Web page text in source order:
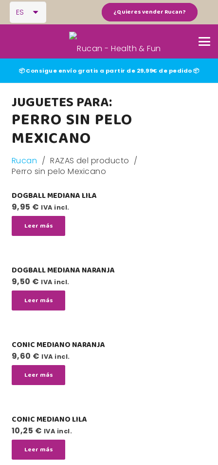
ES ¿Quieres vender Rucan?
📦 Consigue envío gratis a partir de 29,99€ de pedido 📦
JUGUETES PARA:
PERRO SIN PELO
MEXICANO
Rucan / RAZAS del producto /
Perro sin pelo Mexicano
DOGBALL MEDIANA LILA
9,95 € IVA incl.
Leer más
DOGBALL MEDIANA NARANJA
9,50 € IVA incl.
Leer más
CONIC MEDIANO NARANJA
9,60 € IVA incl.
Leer más
CONIC MEDIANO LILA
10,25 € IVA incl.
Leer más